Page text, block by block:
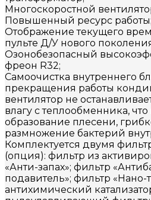
Многоскоростной
Повышенный ресурс работы;
Отображение текущего
пульте Д/У нового
Озонобезопасный
фреон R32;
Самоочистка внутреннего
прекращения работы
вентилятор не
влагу с теплообменника,
образование плесени,
размножение бактерий
Комплектуется двумя
(опция): фильтр из
«Анти-запах»; фильтр
подавитель»; фильтр «Нано-
антихимический